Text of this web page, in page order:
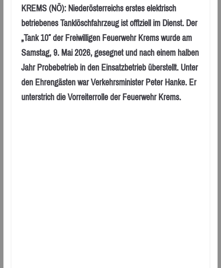
KREMS (NÖ): Niederösterreichs erstes elektrisch
betriebenes Tanklöschfahrzeug ist offiziell im Dienst. Der
„Tank 10″ der Freiwilligen Feuerwehr Krems wurde am
Samstag, 9. Mai 2026, gesegnet und nach einem halben
Jahr Probebetrieb in den Einsatzbetrieb überstellt. Unter
den Ehrengästen war Verkehrsminister Peter Hanke. Er
unterstrich die Vorreiterrolle der Feuerwehr Krems.